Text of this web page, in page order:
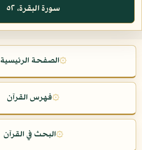
سورة البقرة، ٥٢
۞الصفحة الرئيسية
۞فهرس القرآن
۞البحث في القرآن